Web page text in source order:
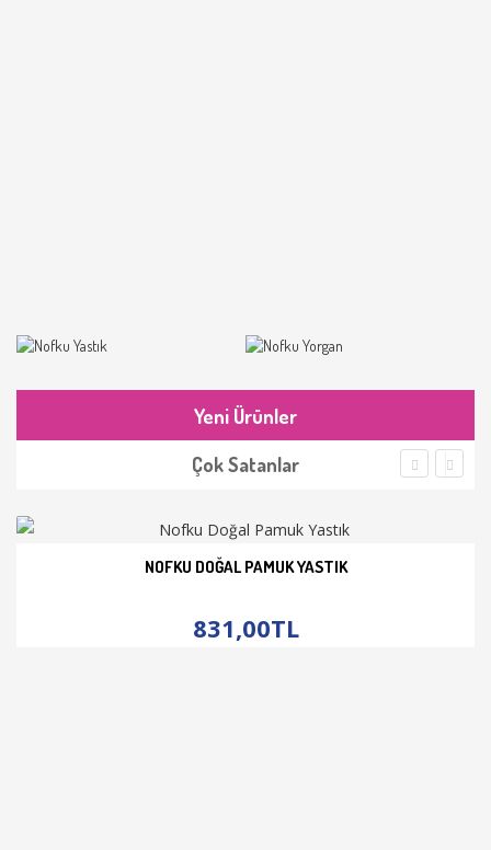
Yeni Ürünler
Çok Satanlar
NOFKU DOĞAL PAMUK YASTIK
831,00TL